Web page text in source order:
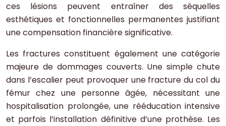
ces lésions peuvent entraîner des séquelles
esthétiques et fonctionnelles permanentes justifiant
une compensation financière significative.
Les fractures constituent également une catégorie
majeure de dommages couverts. Une simple chute
dans l’escalier peut provoquer une fracture du col du
fémur chez une personne âgée, nécessitant une
hospitalisation prolongée, une rééducation intensive
et parfois l’installation définitive d’une prothèse. Les